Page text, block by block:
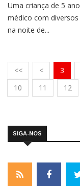
Uma criança de 5
médico com
na noite de...
<< < 3
10
11 12
SIGA-NOS